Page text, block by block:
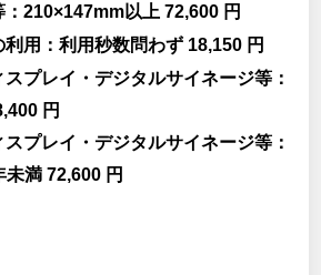
：210×147mm以上 72,600 円
利用：利用秒数問わず 18,150 円
プレイ・デジタルサイネージ等：
円
プレイ・デジタルサイネージ等：
満 72,600 円